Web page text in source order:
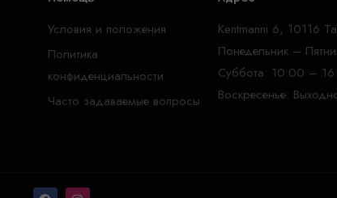
Условия и положения
Политика
конфиденциальности
Часто задаваемые вопросы
Kentmanni 6, 10116
Понедельник –
Суббота: 10:00 –
Воскресенье: